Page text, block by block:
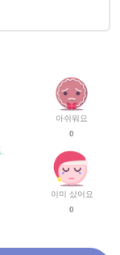
아쉬워요
0
이미 샀어요
0